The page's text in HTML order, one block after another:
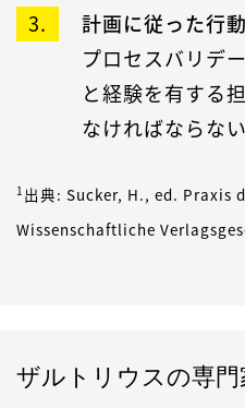
計画に従った行動
プロセスバリデ
と経験を有する
なければならない
1 出典: Sucker, H., ed.
Wissenschaftliche
ザルトリウスの専門